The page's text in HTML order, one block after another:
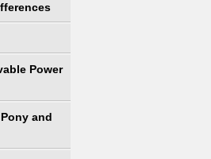
Power
and